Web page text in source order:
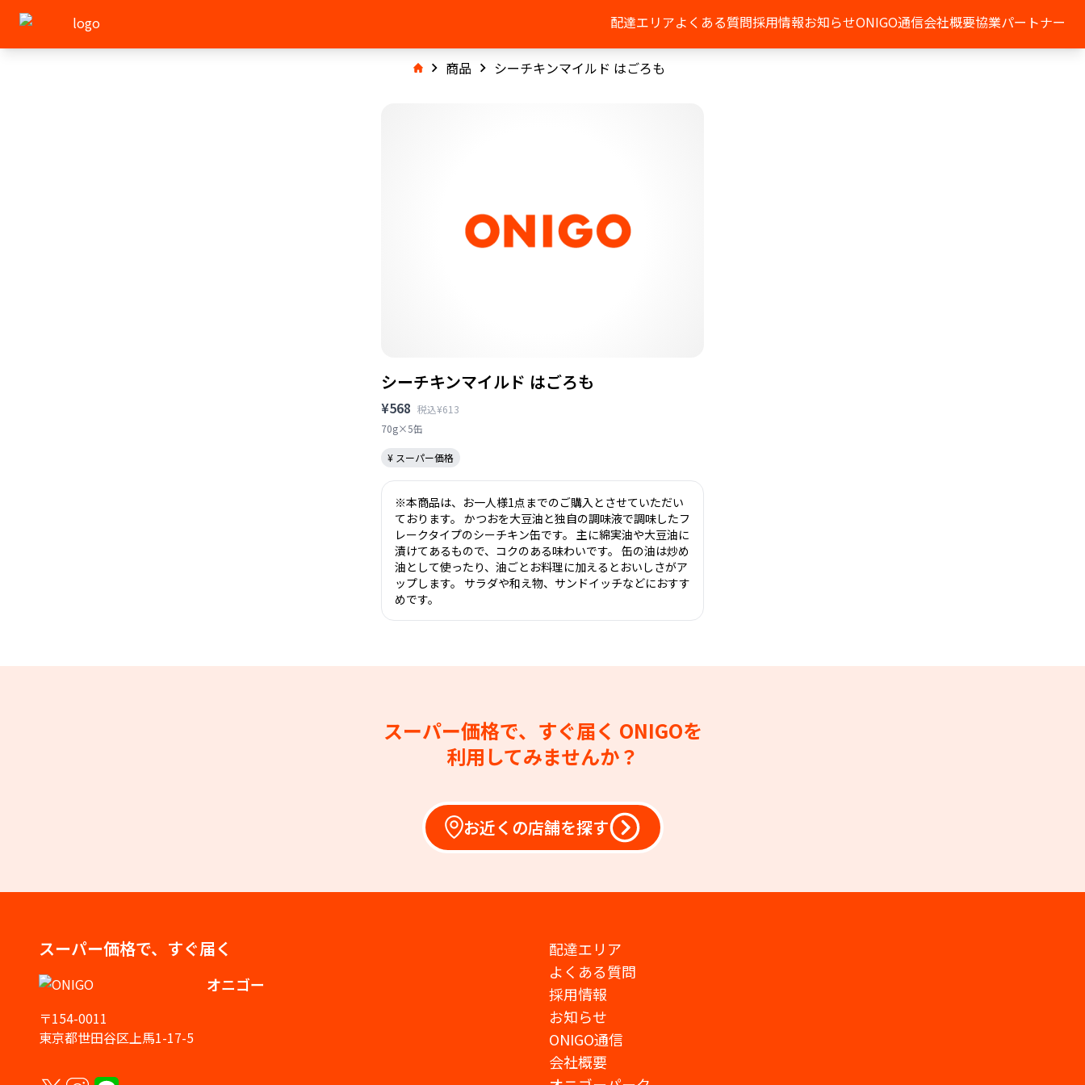
配達エリアよくある質問採用情報お知らせONIGO通信会社概要協業パートナー
商品 シーチキンマイルド はごろも
シーチキンマイルド はごろも
¥568 税込¥613
70g×5缶
¥ スーパー価格
※本商品は、お一人様1点までのご購入とさせていただい
ております。 かつおを大豆油と独自の調味液で調味したフ
レークタイプのシーチキン缶です。 主に綿実油や大豆油に
漬けてあるもので、コクのある味わいです。 缶の油は炒め
油として使ったり、油ごとお料理に加えるとおいしさがア
ップします。 サラダや和え物、サンドイッチなどにおすす
めです。
スーパー価格で、すぐ届く ONIGOを
利用してみませんか？
お近くの店舗を探す
スーパー価格で、すぐ届く
オニゴー
〒154-0011
東京都世田谷区上馬1-17-5
配達エリア
よくある質問
採用情報
お知らせ
ONIGO通信
会社概要